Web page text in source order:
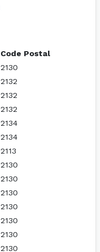
Code Postal
2130
2132
2132
2132
2134
2134
2113
2130
2130
2130
2130
2130
2130
2130